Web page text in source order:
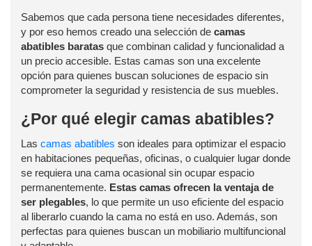
Sabemos que cada persona tiene necesidades diferentes,
y por eso hemos creado una selección de camas
abatibles baratas que combinan calidad y funcionalidad a
un precio accesible. Estas camas son una excelente
opción para quienes buscan soluciones de espacio sin
comprometer la seguridad y resistencia de sus muebles.
¿Por qué elegir camas abatibles?
Las camas abatibles son ideales para optimizar el espacio
en habitaciones pequeñas, oficinas, o cualquier lugar donde
se requiera una cama ocasional sin ocupar espacio
permanentemente. Estas camas ofrecen la ventaja de
ser plegables, lo que permite un uso eficiente del espacio
al liberarlo cuando la cama no está en uso. Además, son
perfectas para quienes buscan un mobiliario multifuncional